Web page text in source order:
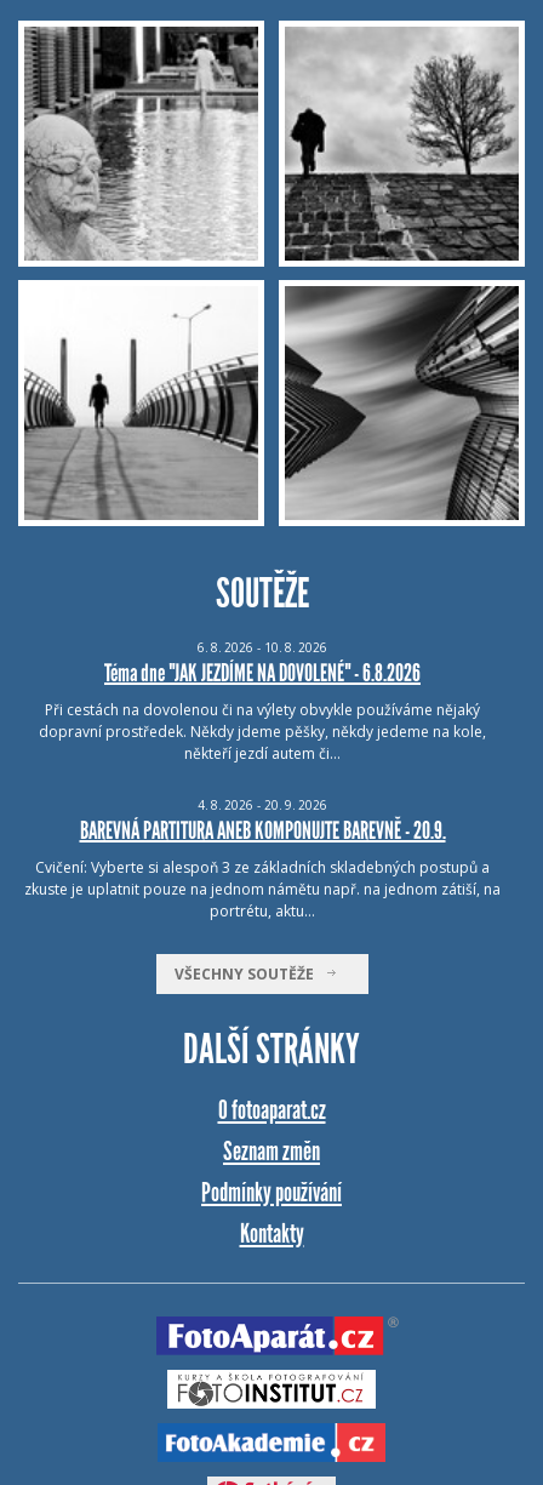
SOUTĚŽE
6. 8. 2026 - 10. 8. 2026
Téma dne "JAK JEZDÍME NA DOVOLENÉ" - 6.8.2026
Při cestách na dovolenou či na výlety obvykle používáme nějaký
dopravní prostředek. Někdy jdeme pěšky, někdy jedeme na kole,
někteří jezdí autem či…
4. 8. 2026 - 20. 9. 2026
BAREVNÁ PARTITURA ANEB KOMPONUJTE BAREVNĚ - 20.9.
Cvičení: Vyberte si alespoň 3 ze základních skladebných postupů a
zkuste je uplatnit pouze na jednom námětu např. na jednom zátiší, na
portrétu, aktu…
VŠECHNY SOUTĚŽE
DALŠÍ STRÁNKY
O fotoaparat.cz
Seznam změn
Podmínky používání
Kontakty